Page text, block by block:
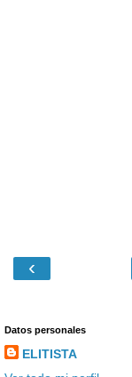
‹
Datos personales
ELITISTA